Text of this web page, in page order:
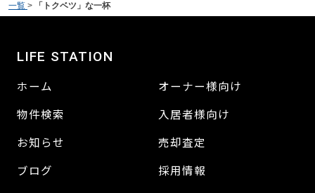
一覧 > 「トクベツ」な一杯
LIFE STATION
ホーム
物件検索
お知らせ
ブログ
オーナー様向け
入居者様向け
売却査定
採用情報